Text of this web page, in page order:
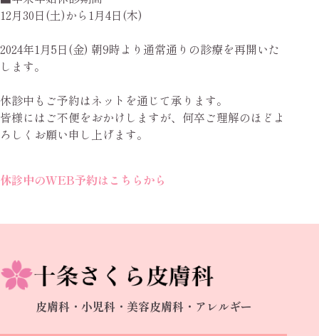
12月30日(土)から1月4日(木)
2024年1月5日(金) 朝9時より通常通りの診療を再開いた
します。
休診中もご予約はネットを通じて承ります。
皆様にはご不便をおかけしますが、何卒ご理解のほどよ
ろしくお願い申し上げます。
休診中のWEB予約はこちらから
皮膚科・小児科・美容皮膚科・アレルギー